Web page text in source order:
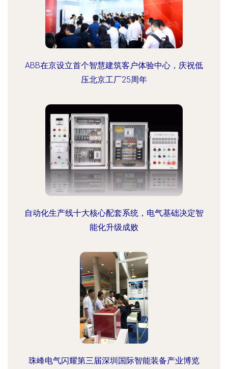
ABB在京设立首个智慧建筑客户体验中心，庆祝低
压北京工厂25周年
自动化生产线十大核心配套系统，电气基础决定智
能化升级成败
珠峰电气闪耀第三届深圳国际智能装备产业博览